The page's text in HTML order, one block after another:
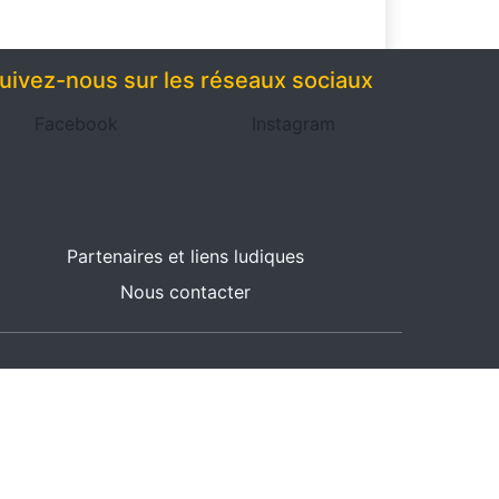
nous sur les réseaux sociaux
Facebook Instagram
Partenaires et liens ludiques
Nous contacter